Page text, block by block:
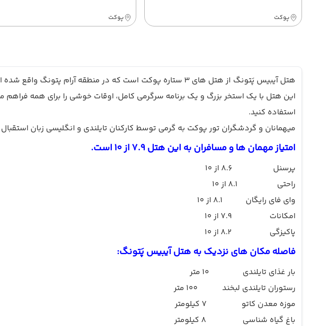
پوکت پوکت
هتل آیبیس پَتونگ از هتل های 3 ستاره پوکت
است که در منطقه آرام پتونگ واقع شده است که تنها 5 دقیقه
این هتل با یک استخر بزرگ و یک برنامه سرگرمی کامل، اوقات خوشی را برای همه فراهم
استفاده کنید.
میهمانان و گردشگران تور پوکت به گرمی توسط کارکنان تایلندی و انگلیسی زبان
امتیاز مهمان ها و مسافران به این هتل 7.9 از 10 است .
پرسنل
8.6 از 10
راحتی
8.1 از 10
وای فای رایگان
8.1 از 10
امکانات
7.9 از 10
پاکیزگی
8.2 از 10
فاصله مکان های نزدیک به هتلآیبیس پَتونگ:
بار غذای تایلندی
10 متر
رستوران تایلندی لبخند
100 متر
موزه معدن کاتو
7 کیلومتر
باغ گیاه شناسی
8 کیلومتر